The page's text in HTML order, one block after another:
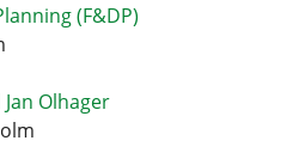
(F&DP)
Olhager